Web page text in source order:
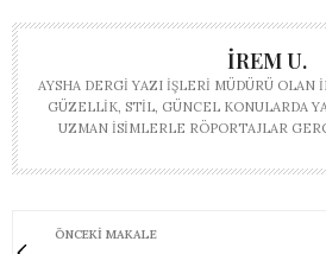
İREM U.
AYSHA DERGI YAZI İŞLERI MÜDÜRÜ OLAN
GÜZELLIK, STIL, GÜNCEL KONULARDA
UZMAN ISIMLERLE RÖPORTAJLAR
ÖNCEKI MAKALE